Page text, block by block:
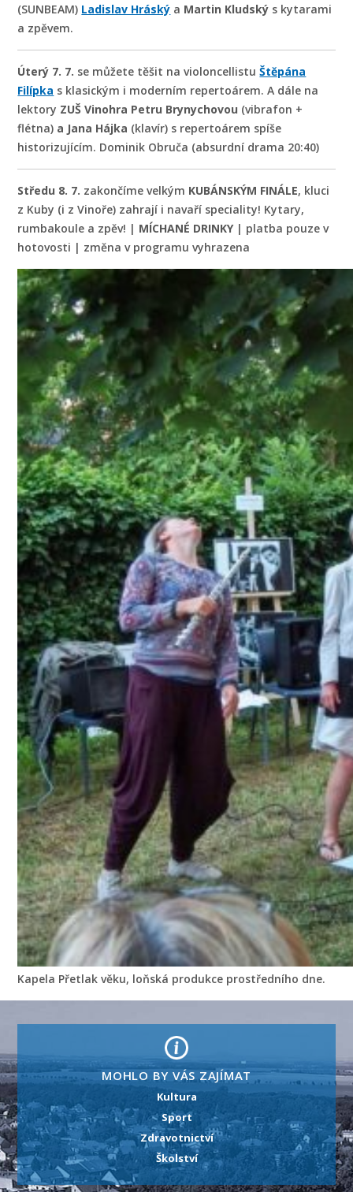
(SUNBEAM) Ladislav Hráský a Martin Kludský s kytarami
a zpěvem.
Úterý 7. 7. se můžete těšit na violoncellistuŠtěpána
Filípka s klasickým i moderním repertoárem. A dále na
lektory ZUŠ Vinohra Petru Brynychovou (vibrafon +
flétna) a Jana Hájka (klavír) s repertoárem spíše
historizujícím. Dominik Obruča (absurdní drama 20:40)
Středu 8. 7. zakončíme velkým KUBÁNSKÝM FINÁLE, kluci
z Kuby (i z Vinoře) zahrají i navaří speciality! Kytary,
rumbakoule a zpěv! | MÍCHANÉ DRINKY| platba pouze v
hotovosti | změna v programu vyhrazena
Kapela Přetlak věku, loňská produkce prostředního dne.
MOHLO BY VÁS ZAJÍMAT
Kultura
Sport
Zdravotnictví
Školství